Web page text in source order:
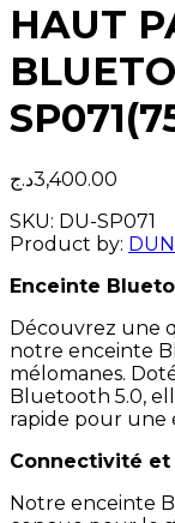
HAUT
3,400.00د.ج
SKU: DU-SP071
Product by:
Enceinte
Découvrez une
notre enceinte
mélomanes.
Bluetooth 5.0,
rapide pour une
Connectivité et
Notre enceinte